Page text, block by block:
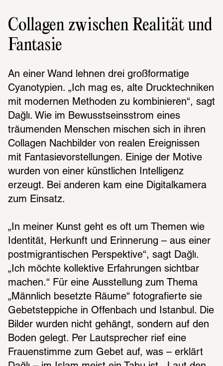
Collagen zwischen Realität und
Fantasie
An einer Wand lehnen drei großformatige
Cyanotypien. „Ich mag es, alte Drucktechniken
mit modernen Methoden zu kombinieren“, sagt
Dağlı. Wie im Bewusstseinsstrom eines
träumenden Menschen mischen sich in ihren
Collagen Nachbilder von realen Ereignissen
mit Fantasievorstellungen. Einige der Motive
wurden von einer künstlichen Intelligenz
erzeugt. Bei anderen kam eine Digitalkamera
zum Einsatz.
„In meiner Kunst geht es oft um Themen wie
Identität, Herkunft und Erinnerung – aus einer
postmigrantischen Perspektive“, sagt Dağlı.
„Ich möchte kollektive Erfahrungen sichtbar
machen.“ Für eine Ausstellung zum Thema
„Männlich besetzte Räume“ fotografierte sie
Gebetsteppiche in Offenbach und Istanbul. Die
Bilder wurden nicht gehängt, sondern auf den
Boden gelegt. Per Lautsprecher rief eine
Frauenstimme zum Gebet auf, was – erklärt